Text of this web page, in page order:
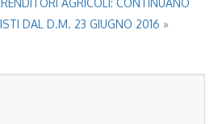
DAL D.M. 23 GIUGNO 2016 »